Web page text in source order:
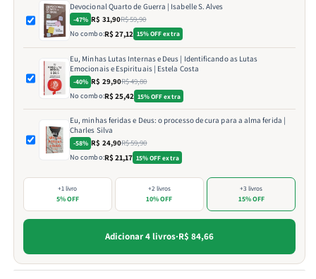
Devocional Quarto de Guerra | Isabelle S. Alves
-47% R$ 31,90R$ 59,90
No combo:R$ 27,12 15% OFF extra
Eu, Minhas Lutas Internas e Deus | Identificando as Lutas
Emocionais e Espirituais | Estela Costa
-40% R$ 29,90R$ 49,80
No combo:R$ 25,42 15% OFF extra
Eu, minhas feridas e Deus: o processo de cura para a alma ferida |
Charles Silva
-58% R$ 24,90R$ 59,90
No combo:R$ 21,17 15% OFF extra
+1 livro
5% OFF
+2 livros
10% OFF
+3 livros
15% OFF
Adicionar 4 livros·R$ 84,66